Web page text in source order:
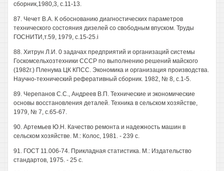
сборник,1980,3, с.11-13.
87. Чечет В.А. К обоснованию диагностических параметров
технического состояния дизелей со свободным впуском. Труды
ГОСНИТИ,т.59, 1979, с.15-25.i
88. Хитрун Л.И. 0 задачах предприятий и организаций системы
Госкомсельхозтехники СССР по выполнению решений майского
(1982г.) Пленума ЦК КПСС. Экономика и организация производства.
Научно-технический реферативный сборник. 1982, № 8, с.1-5.
89. Черепанов С.С., Андреев В.П. Технические и экономические
основы восстановления деталей. Техника в сельском хозяйстве,
1979, № 7, с.65-67.
90. Артемьев Ю.Н. Качество ремонта и надежность машин в
сельском хозяйстве. М.: Колос, 1981. - 239 с.
91. ГОСТ 11.006-74. Прикладная статистика. М.: Издательство
стандартов, 1975. - 25 с.